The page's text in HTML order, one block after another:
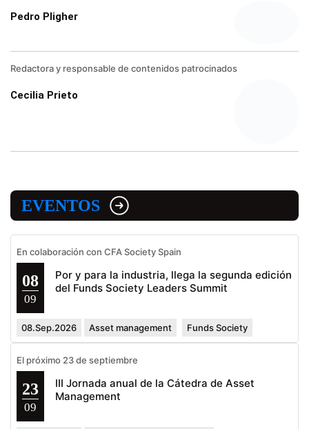
Pedro Pligher
Redactora y responsable de contenidos patrocinados
Cecilia Prieto
EVENTOS
En colaboración con CFA Society Spain
08
09
Por y para la industria, llega la segunda edición
del Funds Society Leaders Summit
08.Sep.2026 Asset management Funds Society
El próximo 23 de septiembre
23
09
III Jornada anual de la Cátedra de Asset
Management